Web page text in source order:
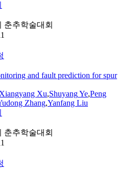
춘추학술대회
and fault prediction for spur
Xu,ShuyangYe,Peng
Zhang,Yanfang Liu
춘추학술대회